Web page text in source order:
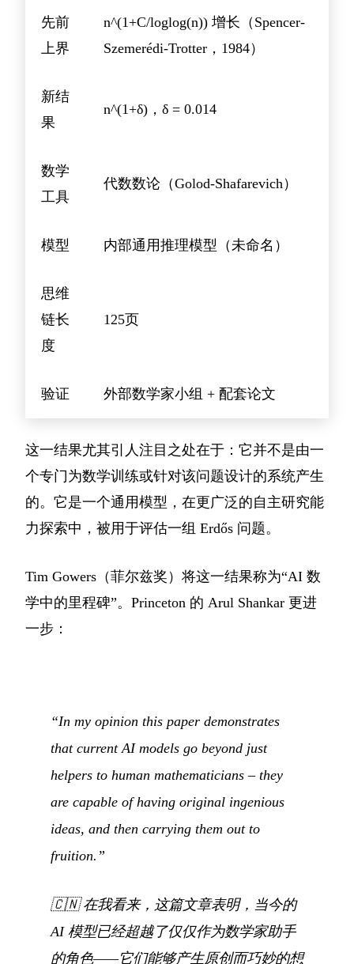
先前
上界
n^(1+C/loglog(n)) 增长（Spencer-
Szemerédi-Trotter，1984）
新结
果
n^(1+δ)，δ = 0.014
数学
工具
代数数论（Golod-Shafarevich）
模型 内部通用推理模型（未命名）
思维
链长
度
125页
验证 外部数学家小组 + 配套论文
这一结果尤其引人注目之处在于：它并不是由一
个专门为数学训练或针对该问题设计的系统产生
的。它是一个通用模型，在更广泛的自主研究能
力探索中，被用于评估一组 Erdős 问题。
Tim Gowers（菲尔兹奖）将这一结果称为“AI 数
学中的里程碑”。Princeton 的 Arul Shankar 更进
一步：
“In my opinion this paper demonstrates
that current AI models go beyond just
helpers to human mathematicians – they
are capable of having original ingenious
ideas, and then carrying them out to
fruition.”
🇨🇳在我看来，这篇文章表明，当今的
AI 模型已经超越了仅仅作为数学家助手
的角色——它们能够产生原创而巧妙的想